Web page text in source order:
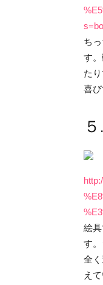
ち
す
た
喜び
絵
す
全
え